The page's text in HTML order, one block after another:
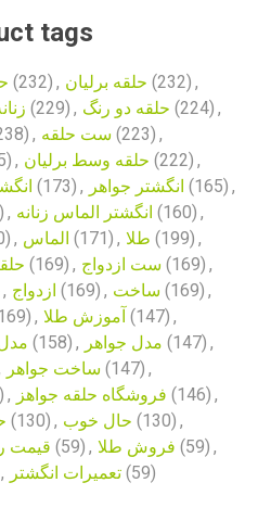
tags
(232) , حلقه برلیان (232) ,
(229) , حلقه دو رنگ (224) ,
, ست حلقه (223) ,
, حلقه وسط برلیان (222) ,
(173) , انگشتر جواهر (165) ,
, انگشتر الماس زنانه (160) ,
, الماس (171) , طلا (199) ,
(169) , ست ازدواج (169) ,
, ازدواج (169) , ساخت (169) ,
, آموزش طلا (147) ,
(158) , مدل جواهر (147) ,
ساخت جواهر (147) ,
, فروشگاه حلقه جواهز (146) ,
(130) , حال خوب (130) ,
قیمت (59) , فروش طلا (59) ,
, تعمیرات انگشتر (59)